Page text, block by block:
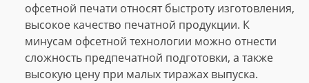
офсетной печати относят быстроту изготовления,
высокое качество печатной продукции. К
минусам офсетной технологии можно отнести
сложность предпечатной подготовки, а также
высокую цену при малых тиражах выпуска.